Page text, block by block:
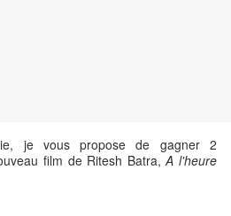
je vous propose de gagner 2
film de Ritesh Batra, A l'heure